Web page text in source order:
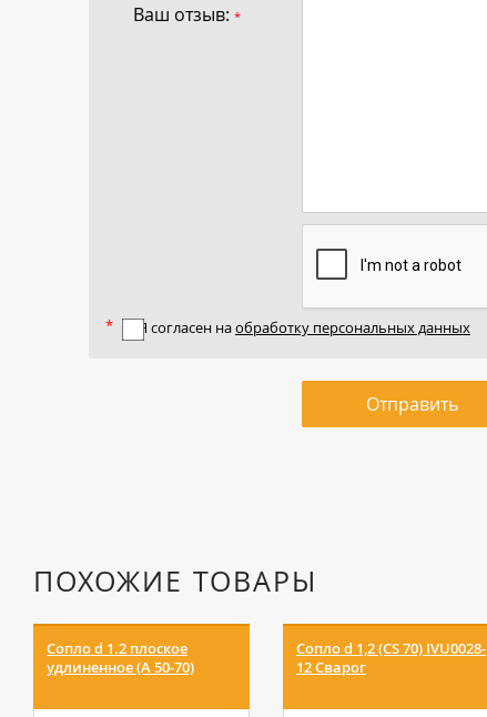
Ваш отзыв: *
Я согласен наобработку персональных данных
Отправить
ПОХОЖИЕ ТОВАРЫ
Сопло d 1.2 плоское
удлиненное (A 50-70)
Сопло d 1,2 (CS 70) IVU0028-
12 Сварог